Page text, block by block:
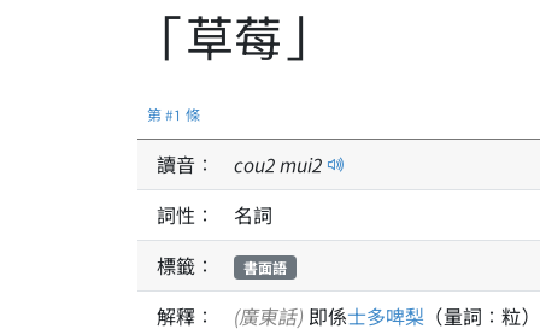
「草莓」
第 #1 條
讀音： cou2mui2
詞性：
名詞
標籤：
書面語
解釋： (廣東話) 即係士多啤梨 （量詞：粒）